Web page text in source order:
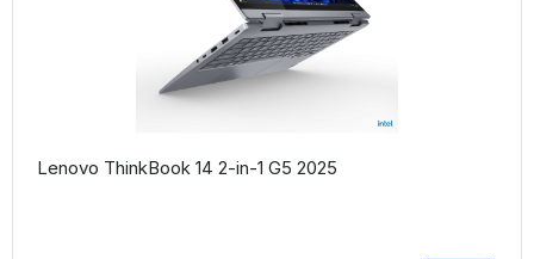
Lenovo ThinkBook 14 2-in-1 G5 2025